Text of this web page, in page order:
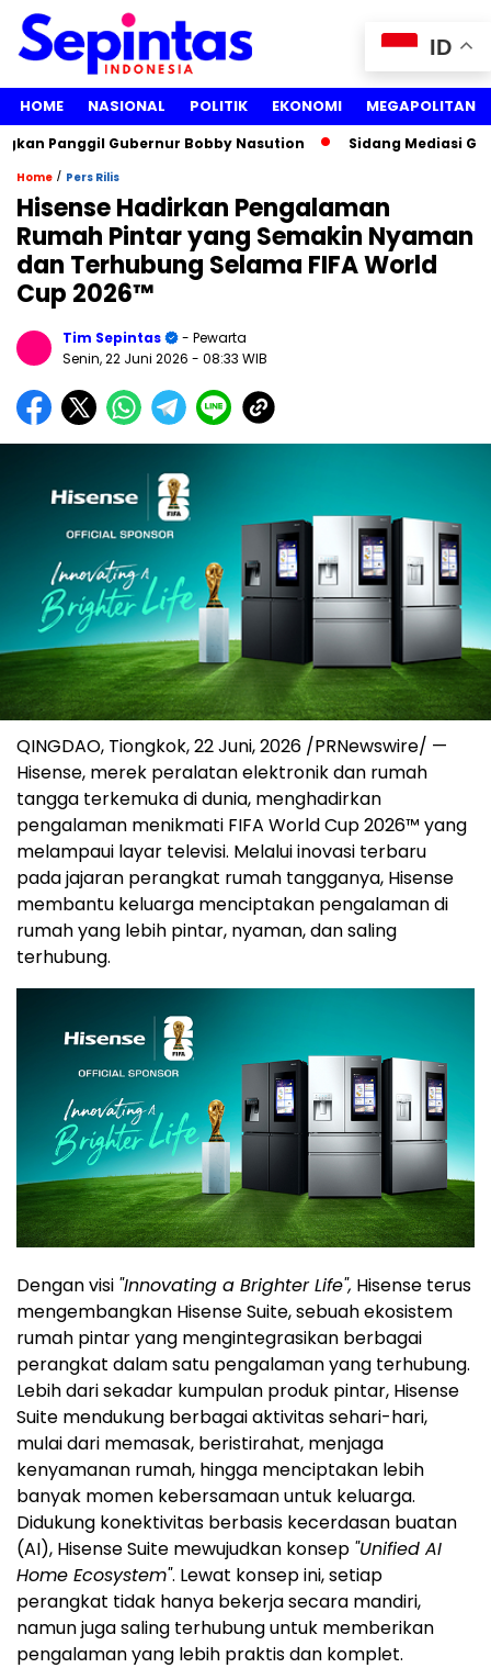
HOME NASIONAL POLITIK EKONOMI MEGAPOLITAN
Panggil Gubernur Bobby Nasution Sidang Mediasi
Home / Pers Rilis
Hisense Hadirkan Pengalaman
Rumah Pintar yang Semakin Nyaman
dan Terhubung Selama FIFA World
Cup 2026™
Tim Sepintas
- Pewarta
Senin, 22 Juni 2026 - 08:33 WIB
QINGDAO, Tiongkok,22 Juni, 2026 /PRNewswire/ —
Hisense, merek peralatan elektronik dan rumah
tangga terkemuka di dunia, menghadirkan
pengalaman menikmati FIFA World Cup 2026™ yang
melampaui layar televisi. Melalui inovasi terbaru
pada jajaran perangkat rumah tangganya, Hisense
membantu keluarga menciptakan pengalaman di
rumah yang lebih pintar, nyaman, dan saling
terhubung.
Dengan visi "Innovating a Brighter Life", Hisense terus
mengembangkan Hisense Suite, sebuah ekosistem
rumah pintar yang mengintegrasikan berbagai
perangkat dalam satu pengalaman yang terhubung.
Lebih dari sekadar kumpulan produk pintar, Hisense
Suite mendukung berbagai aktivitas sehari-hari,
mulai dari memasak, beristirahat, menjaga
kenyamanan rumah, hingga menciptakan lebih
banyak momen kebersamaan untuk keluarga.
Didukung konektivitas berbasis kecerdasan buatan
(AI), Hisense Suite mewujudkan konsep "Unified AI
Home Ecosystem". Lewat konsep ini, setiap
perangkat tidak hanya bekerja secara mandiri,
namun juga saling terhubung untuk memberikan
pengalaman yang lebih praktis dan komplet.
ID